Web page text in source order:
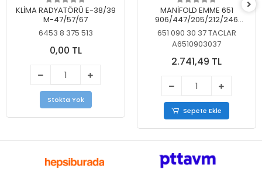
KLİMA RADYATÖRÜ E-38/39
M-47/57/67
6453 8 375 513
0,00 TL
Stokta Yok
MANİFOLD EMME 651
906/447/205/212/246
KELEBEKSİZ
651 090 30 37 TACLAR
A6510903037
2.741,49 TL
Sepete Ekle